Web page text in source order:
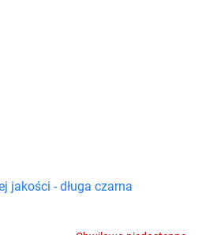
jakości - długa czarna